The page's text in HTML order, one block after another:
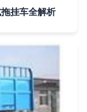
挂车全解析